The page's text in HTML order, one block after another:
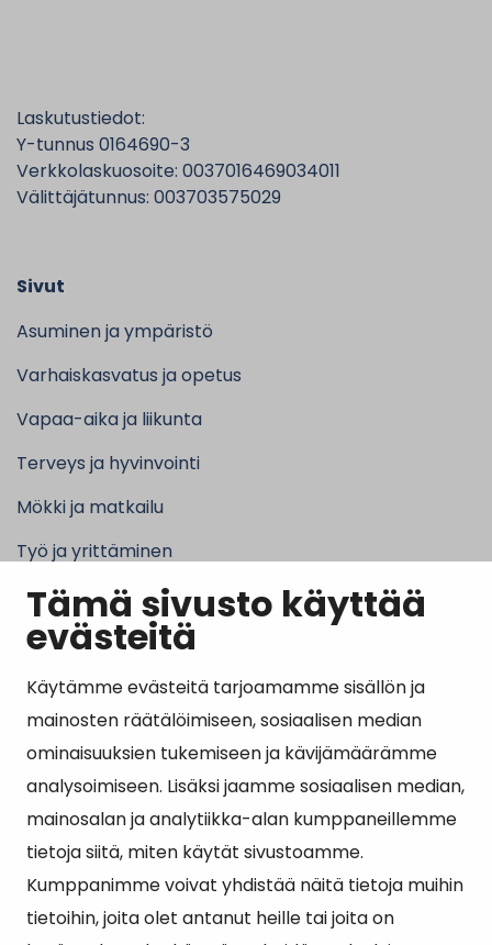
Tämä sivusto käyttää
evästeitä
Käytämme evästeitä tarjoamamme sisällön ja
mainosten räätälöimiseen, sosiaalisen median
ominaisuuksien tukemiseen ja kävijämäärämme
analysoimiseen. Lisäksi jaamme sosiaalisen median,
mainosalan ja analytiikka-alan kumppaneillemme
tietoja siitä, miten käytät sivustoamme.
Kumppanimme voivat yhdistää näitä tietoja muihin
tietoihin, joita olet antanut heille tai joita on
Laskutustiedot:
Y-tunnus 0164690-3
Verkkolaskuosoite: 0037016469034011
Välittäjätunnus: 003703575029
Sivut
Asuminen ja ympäristö
Varhaiskasvatus ja opetus
Vapaa-aika ja liikunta
Terveys ja hyvinvointi
Mökki ja matkailu
Työ ja yrittäminen
Kunta ja hallinto
Suosituimmat sivut
Esityslistat, pöytäkirjat, viranhaltijapäätökset ja
kuulutukset
Tietoa ja ohjeistusta koronavirukseen liittyen
Asiointipiste
Sähköinen asiointi